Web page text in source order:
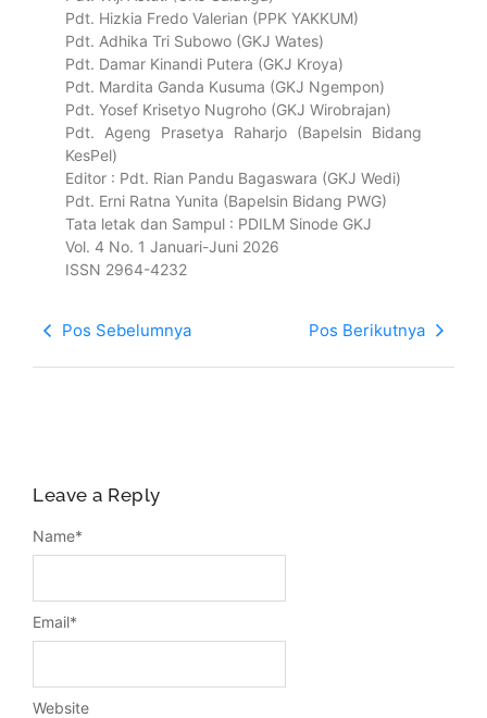
Pdt. Hizkia Fredo Valerian (PPK YAKKUM)
Pdt. Adhika Tri Subowo (GKJ Wates)
Pdt. Damar Kinandi Putera (GKJ Kroya)
Pdt. Mardita Ganda Kusuma (GKJ Ngempon)
Pdt. Yosef Krisetyo Nugroho (GKJ Wirobrajan)
Pdt. Ageng Prasetya Raharjo (Bapelsin Bidang
KesPel)
Editor : Pdt. Rian Pandu Bagaswara (GKJ Wedi)
Pdt. Erni Ratna Yunita (Bapelsin Bidang PWG)
Tata letak dan Sampul : PDILM Sinode GKJ
Vol. 4 No. 1 Januari-Juni 2026
ISSN 2964-4232
Pos Sebelumnya Pos Berikutnya
Leave a Reply
Name*
Email*
Website